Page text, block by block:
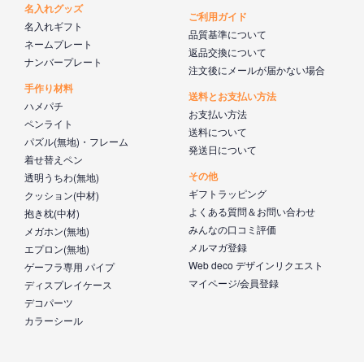
名入れグッズ
名入れギフト
ネームプレート
ナンバープレート
手作り材料
ハメパチ
ペンライト
パズル(無地)・フレーム
着せ替えペン
透明うちわ(無地)
クッション(中材)
抱き枕(中材)
メガホン(無地)
エプロン(無地)
ゲーフラ専用 パイプ
ディスプレイケース
デコパーツ
カラーシール
ご利用ガイド
品質基準について
返品交換について
注文後にメールが届かない場合
送料とお支払い方法
お支払い方法
送料について
発送日について
その他
ギフトラッピング
よくある質問＆お問い合わせ
みんなの口コミ評価
メルマガ登録
Web deco デザインリクエスト
マイページ/会員登録